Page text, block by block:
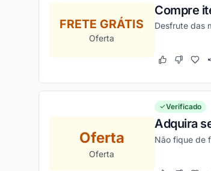
FRETE GRÁTIS
Oferta
Compre
Desfrute das
Este cupom
Este
Oferta
Oferta
Verificado
Adquira
Não fique de